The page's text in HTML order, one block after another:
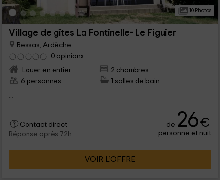
10 Photos
Village de gîtes La Fontinelle- Le Figuier
Bessas, Ardèche
0 opinions
Louer en entier
2 chambres
6 personnes
1 salles de bain
...
Contact direct
Réponse après 72h
de 26€
personne et nuit
VOIR L’OFFRE